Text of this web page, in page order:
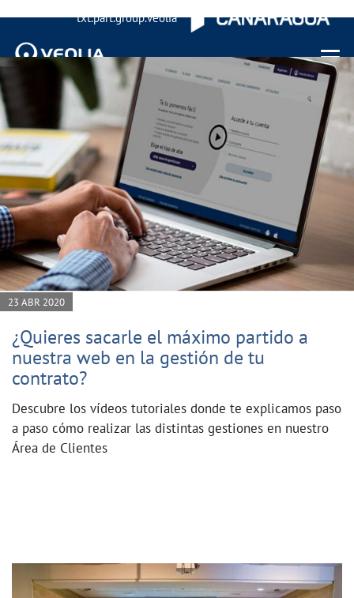
txt.part.group.veolia
Menu
23 ABR 2020
¿Quieres sacarle el máximo partido a
nuestra web en la gestión de tu
contrato?
Descubre los vídeos tutoriales donde te explicamos paso
a paso cómo realizar las distintas gestiones en nuestro
Área de Clientes